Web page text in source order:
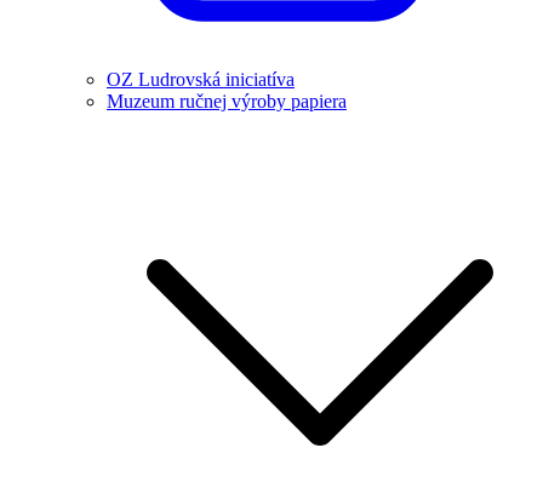
OZ Ludrovská iniciatíva
Muzeum ručnej výroby papiera